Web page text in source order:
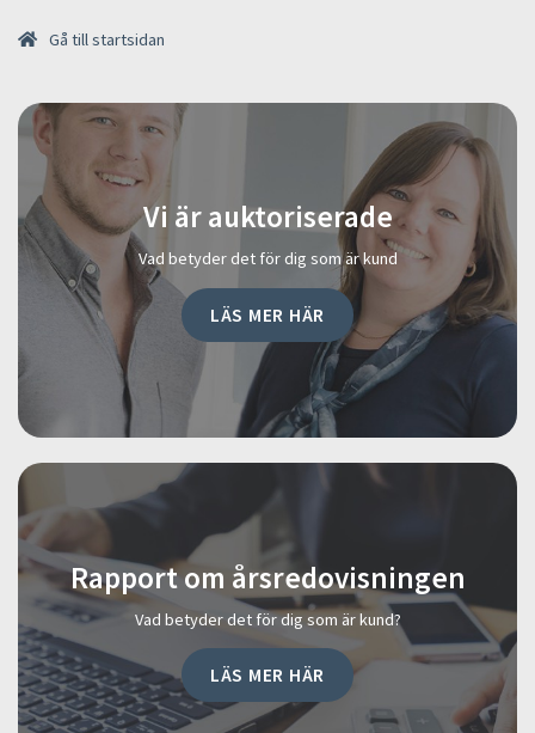
Gå till startsidan
Vi är auktoriserade
Vad betyder det för dig som är kund
LÄS MER HÄR
Rapport om årsredovisningen
Vad betyder det för dig som är kund?
LÄS MER HÄR